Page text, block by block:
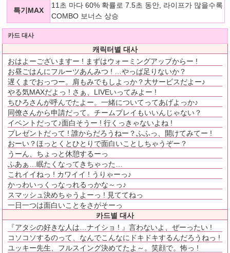
특기MAX
11초 마다 60% 확률로 7.5초 동안, 라이프가 많을수록
COMBO 보너스 상승
카드 대사
캐릭터별 대사
おはよーございますー ! まずはウォーミングアップからー !
お昼ごはんにフルーツあんみつ ! …やっぱ足りないか？
遅くまでおっつー。肩もみでもしよっか？大サービスだよー♪
やる気MAXだよっ ! さぁ、LIVEいってみよー !
ちひろさんが呼んでたよー。一緒についてってあげよっか♪
同僚さんから申請だって。チームプレイもいいんじゃない？
イベントだって♪面白そうー ! 行くっきゃないよね !
プレゼントだって ! 誰からだろうねー？ふふっ、開けてみてー !
おーい？ほっとくとひとりで面白いことしちゃうぞー？
うーん、ちょっと休憩するーっ
ふあぁ…眠たくなってきちゃった…
これイイねっ ! カワイイ ! うりゃーっ♪
かっわいっくっなっれるっかな～っ♪
スマッシュ決めちゃうよーっ ! 見ててねっ
一日一つは面白いことをさがそーっ
카드별 대사
『アタシの好きな人は…ナイショ ! 』言わないよ、ぜーったい !
コソコソするのって、なんでこんなにドキドキするんだろうねっ !
ユッキー先生、フルスイング決めてたよ～。笑顔で。怖っ !